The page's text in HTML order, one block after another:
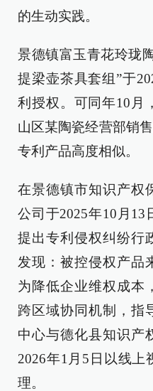
的生动实践。
景德镇富玉青花玲珑
提梁壶茶具套组”于
利授权。可同年10月
山区某陶瓷经营部销
专利产品高度相似。
在景德镇市知识产权
公司于2025年10月
提出专利侵权纠纷行
发现：被控侵权产品
为降低企业维权成本
跨区域协同机制，指
中心与德化县知识产
2026年1月5日以线上
理。